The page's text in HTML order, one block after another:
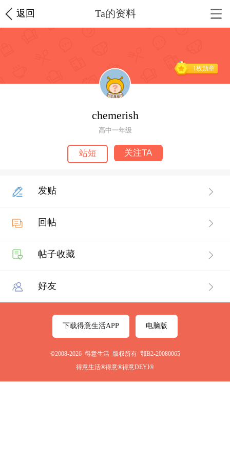
返回 Ta的资料
1枚勋章
chemerish
高中一年级
站短 关注TA
发贴
回帖
帖子收藏
好友
下载得意生活APP 电脑版
©2008-2026 得意生活 版权所有 鄂B2-20080065
得意生活®得意®得意DEYI®